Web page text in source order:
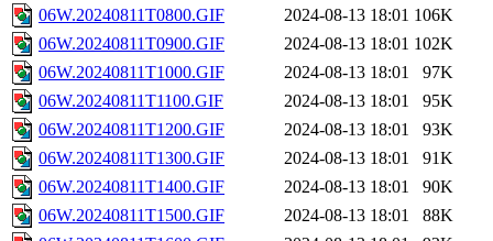
06W.20240811T0800.GIF 2024-08-13 18:01 106K
06W.20240811T0900.GIF
2024-08-13 18:01 102K
06W.20240811T1000.GIF
2024-08-13 18:01
97K
06W.20240811T1100.GIF
2024-08-13 18:01
95K
06W.20240811T1200.GIF
2024-08-13 18:01
93K
06W.20240811T1300.GIF
2024-08-13 18:01
91K
06W.20240811T1400.GIF
2024-08-13 18:01
90K
06W.20240811T1500.GIF
2024-08-13 18:01
88K